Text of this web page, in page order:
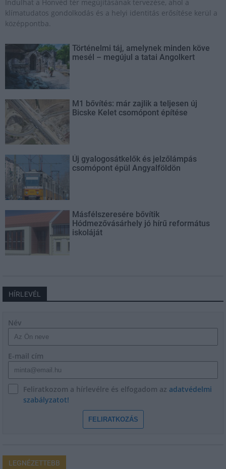
Indulhat a Honvéd tér megújításának tervezése, ahol a
klímatudatos gondolkodás és a helyi identitás erősítése kerül a
középpontba.
Történelmi táj, amelynek minden köve
mesél – megújul a tatai Angolkert
M1 bővítés: már zajlik a teljesen új
Bicske Kelet csomópont építése
Új gyalogosátkelők és jelzőlámpás
csomópont épül Angyalföldön
Másfélszeresére bővítik
Hódmezővásárhely jó hírű református
iskoláját
HÍRLEVÉL
Név
E-mail cím
Feliratkozom a hírlevélre és elfogadom az adatvédelmi
szabályzatot!
FELIRATKOZÁS
LEGNÉZETTEBB